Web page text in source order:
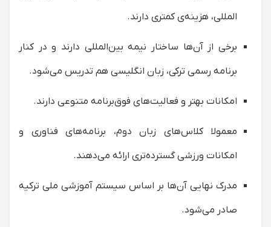
‌المللی، هزینه‌ی کمتری دارند.
برخی از آن‌ها ساختار نیمه‌ بین‌المللی دارند و در کنار
برنامه رسمی ترکی، زبان انگلیسی هم تدریس می‌شود.
امکانات بهتر و فعالیت‌های فوق‌برنامه متنوعی دارند.
معمولا کلاس‌های زبان دوم، برنامه‌های فناوری و
امکانات ورزشی گسترده‌تری ارائه می‌دهند.
مدرک نهایی آن‌ها بر اساس سیستم آموزشی ملی ترکیه
صادر می‌شود.